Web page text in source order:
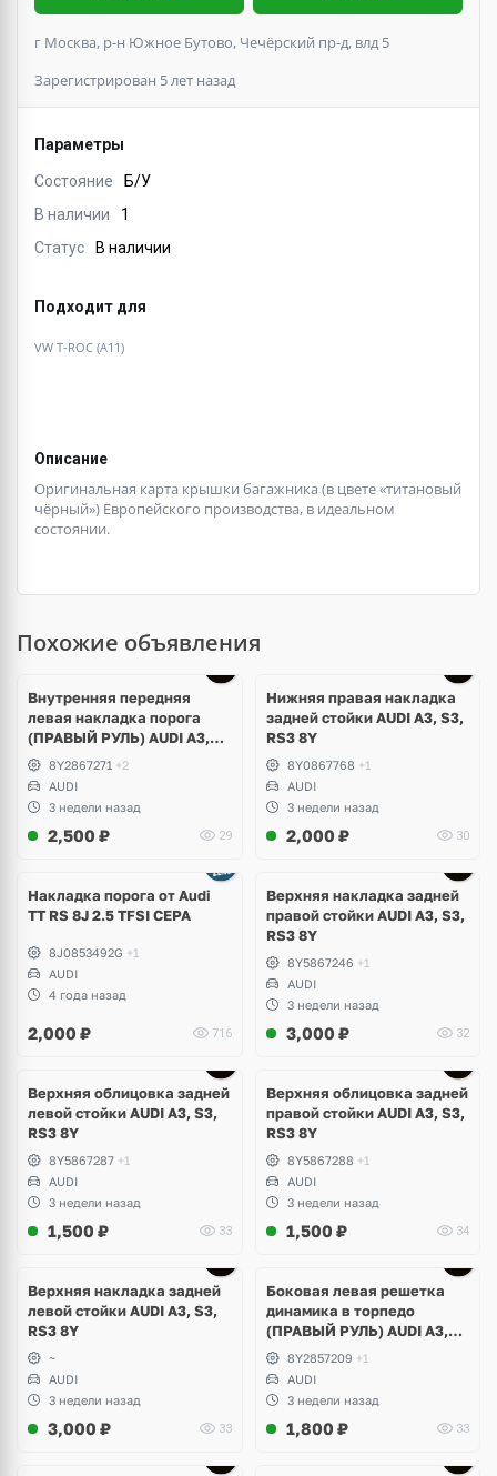
г Москва, р-н Южное Бутово, Чечёрский пр-д, влд 5
Зарегистрирован 5 лет назад
Параметры
Состояние
Б/У
В наличии
1
Статус
В наличии
Подходит для
VW T-ROC (A11)
Описание
Оригинальная карта крышки багажника (в цвете «титановый
чёрный») Европейского производства, в идеальном
состоянии.
Похожие объявления
Внутренняя передняя
левая накладка порога
(ПРАВЫЙ РУЛЬ) AUDI A3,
S3, RS3 8Y
8Y2867271 +2
AUDI
3 недели назад
2,500 ₽ 29
Нижняя правая накладка
задней стойки AUDI A3, S3,
RS3 8Y
8Y0867768 +1
AUDI
3 недели назад
2,000 ₽ 30
Накладка порога от Audi
TT RS 8J 2.5 TFSI CEPA
8J0853492G +1
AUDI
4 года назад
2,000 ₽ 716
Верхняя накладка задней
правой стойки AUDI A3, S3,
RS3 8Y
8Y5867246 +1
AUDI
3 недели назад
3,000 ₽ 32
Верхняя облицовка задней
левой стойки AUDI A3, S3,
RS3 8Y
8Y5867287 +1
AUDI
3 недели назад
1,500 ₽ 33
Верхняя облицовка задней
правой стойки AUDI A3, S3,
RS3 8Y
8Y5867288 +1
AUDI
3 недели назад
1,500 ₽ 34
Верхняя накладка задней
левой стойки AUDI A3, S3,
RS3 8Y
~
AUDI
3 недели назад
3,000 ₽ 33
Боковая левая решетка
динамика в торпедо
(ПРАВЫЙ РУЛЬ) AUDI A3,
S3, RS3 8Y
8Y2857209 +1
AUDI
3 недели назад
1,800 ₽ 33